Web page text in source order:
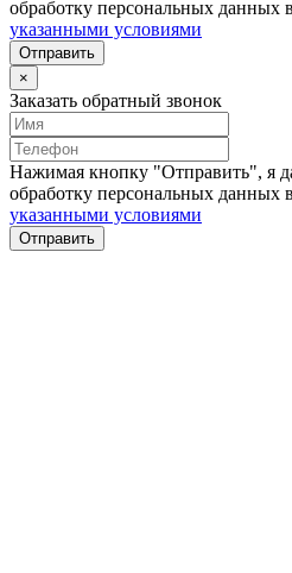
обработку персональных данных
указанными условиями
Отправить
×
Заказать обратный звонок
Нажимая кнопку "Отправить", я
обработку персональных данных
указанными условиями
Отправить